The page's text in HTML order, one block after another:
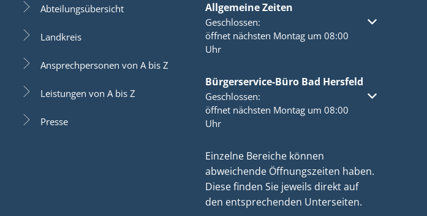
Abteilungsübersicht
Landkreis
Ansprechpersonen von A bis Z
Leistungen von A bis Z
Presse
Allgemeine Zeiten
Klicken, um weitere Öffnungs- oder Schließzeiten
Geschlossen:
öffnet nächsten Montag um 08:00
Uhr
Bürgerservice-Büro Bad Hersfeld
Klicken, um weitere Öffnungs- oder Schließzeiten
Geschlossen:
öffnet nächsten Montag um 08:00
Uhr
Einzelne Bereiche können
abweichende Öffnungszeiten haben.
Diese finden Sie jeweils direkt auf
den entsprechenden Unterseiten.